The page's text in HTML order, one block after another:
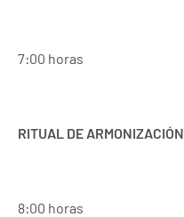
7:00 horas
RITUAL DE ARMONIZACIÓN
8:00 horas